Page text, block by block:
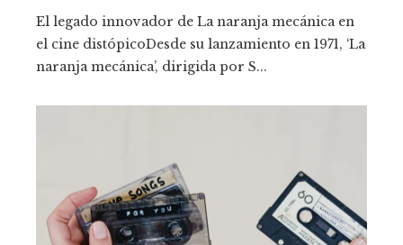
El legado innovador de La naranja mecánica en
el cine distópicoDesde su lanzamiento en 1971, ‘La
naranja mecánica’, dirigida por S...